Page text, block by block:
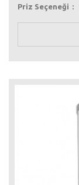
Priz Seçeneği